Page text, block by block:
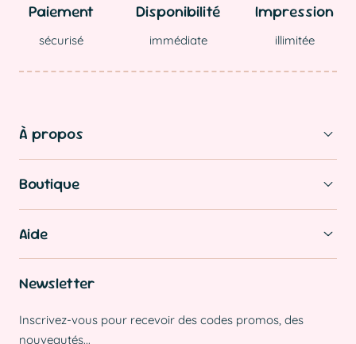
Paiement
sécurisé
Disponibilité
immédiate
Impression
illimitée
À propos
Boutique
Aide
Newsletter
Inscrivez-vous pour recevoir des codes promos, des
nouveautés...